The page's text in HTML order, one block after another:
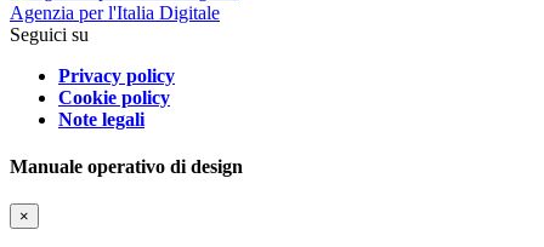
Agenzia per l'Italia Digitale
Seguici su
Privacy policy
Cookie policy
Note legali
Manuale operativo di design
×